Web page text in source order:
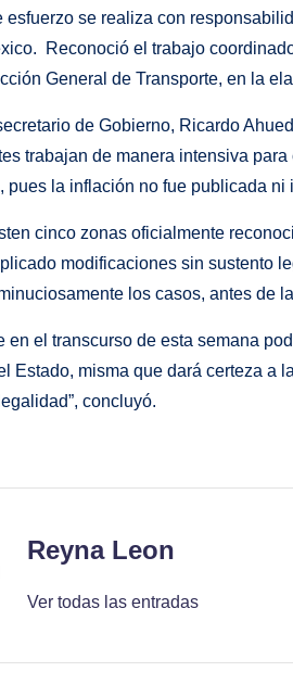
esfuerzo se realiza con
Reconoció el trabajo
General de Transporte, en la
de Gobierno, Ricardo
trabajan de manera intensiva
pues la inflación no fue publicada ni
cinco zonas oficialmente
modificaciones sin sustento
los casos, antes de
en el transcurso de esta semana
Estado, misma que dará certeza a
concluyó.
Reyna Leon
Ver todas las entradas